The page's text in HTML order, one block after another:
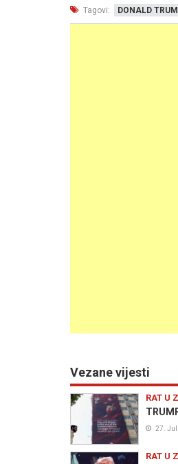
Tagovi: DONALD
Vezane vijesti
RAT U
27.
RAT U